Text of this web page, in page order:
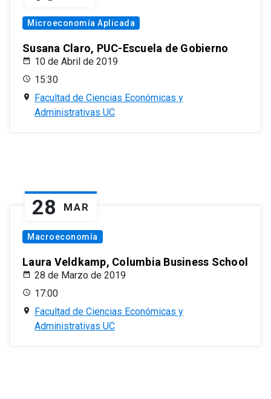
Microeconomía Aplicada
Susana Claro, PUC-Escuela de Gobierno
10 de Abril de 2019
15:30
Facultad de Ciencias Económicas y
Administrativas UC
28 MAR
Macroeconomía
Laura Veldkamp, Columbia Business School
28 de Marzo de 2019
17:00
Facultad de Ciencias Económicas y
Administrativas UC